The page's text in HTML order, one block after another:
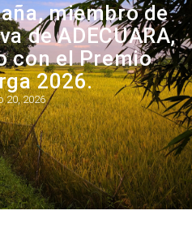
miembro de
de ADECUARA,
con el Premio
2026.
20, 2026